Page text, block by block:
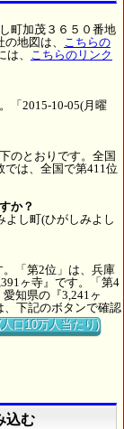
町加茂３６５０番地
地図は、 こちらの
、 こちらのリンク
「2015-10-05(月曜
のとおりです。全国
は、全国で第411位
か？
よし町(ひがしみよし
。「第2位」は、兵庫
ヶ寺』です。「第4
知県の『3,241ヶ
下記のボタンで確認
口10万人当たり)
込む